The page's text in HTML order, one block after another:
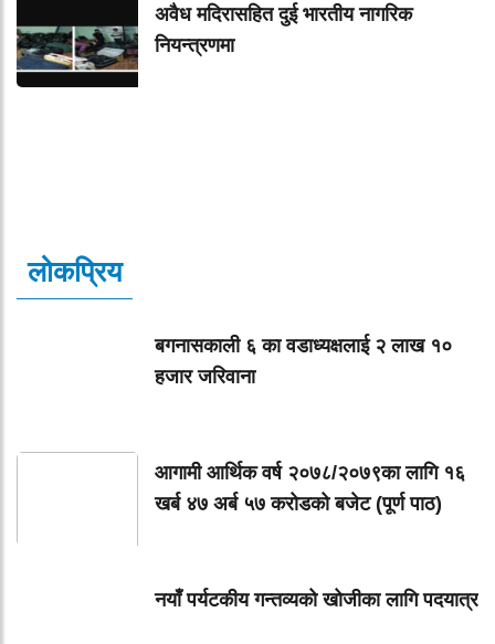
अवैध मदिरासहित दुई भारतीय नागरिक
नियन्त्रणमा
लोकप्रिय
बगनासकाली ६ का वडाध्यक्षलाई २ लाख १०
हजार जरिवाना
आगामी आर्थिक वर्ष २०७८/२०७९का लागि १६
खर्ब ४७ अर्ब ५७ करोडको बजेट (पूर्ण पाठ)
नयाँ पर्यटकीय गन्तव्यको खोजीका लागि पदयात्र